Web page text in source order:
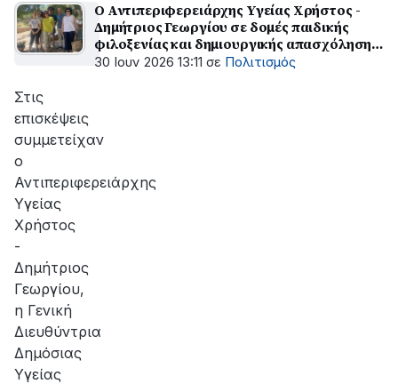
Ο Αντιπεριφερειάρχης Υγείας Χρήστος -
Δημήτριος Γεωργίου σε δομές παιδικής
φιλοξενίας και δημιουργικής απασχόλησης
της Π.Ε. Φωκίδας
30 Ιουν 2026 13:11 σε Πολιτισμός
Στις
επισκέψεις
συμμετείχαν
ο
Αντιπεριφερειάρχης
Υγείας
Χρήστος
-
Δημήτριος
Γεωργίου,
η Γενική
Διευθύντρια
Δημόσιας
Υγείας